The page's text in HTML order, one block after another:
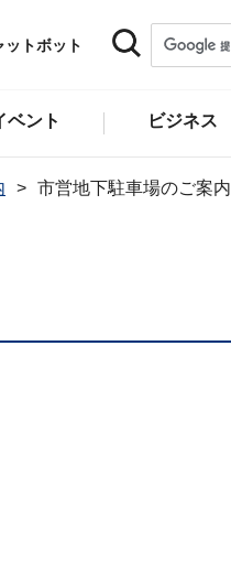
ットボット
ベント ビジネス
市営地下駐車場のご案内